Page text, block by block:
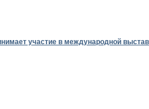
участие в международной